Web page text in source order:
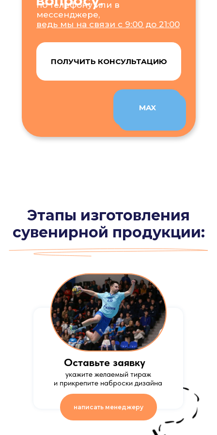
по телефону или в
мессенджере,
ведь мы на связи с 9:00 до 21:00
TELEGRAM
MAX
ПОЛУЧИТЬ КОНСУЛЬТАЦИЮ
укажите желаемый тираж
и прикрепите наброски дизайна
Оставьте заявку
Этапы изготовления
сувенирной продукции:
написать менеджеру